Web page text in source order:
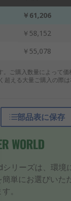
￥61,206
￥58,152
￥55,078
。ご購入数量によって
超える大量ご購入の際
部品表に保存
シリーズは、環境
単にお選びいた
。